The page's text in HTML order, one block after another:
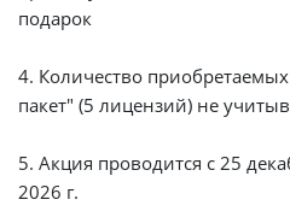
подарок
4. Количество
пакет" (5 лицензий) не
5. Акция проводится с 25
2026 г.